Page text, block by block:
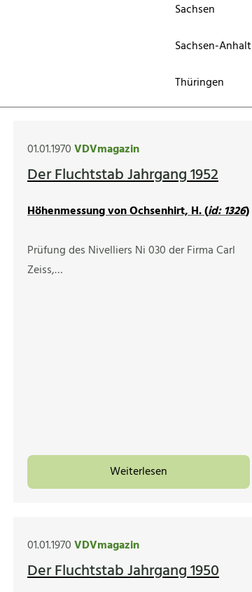
Sachsen
Sachsen-Anhalt
Thüringen
01.01.1970VDVmagazin
Der Fluchtstab Jahrgang 1952
Höhenmessung von Ochsenhirt, H. (id: 1326)
Prüfung des Nivelliers Ni 030 der Firma Carl
Zeiss,…
Weiterlesen
01.01.1970VDVmagazin
Der Fluchtstab Jahrgang 1950